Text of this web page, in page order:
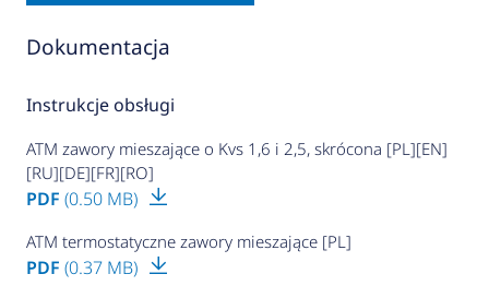
Dokumentacja
Instrukcje obsługi
ATM zawory mieszające o Kvs 1,6 i 2,5, skrócona [PL][EN]
[RU][DE][FR][RO]
PDF (0.50 MB)
ATM termostatyczne zawory mieszające [PL]
PDF (0.37 MB)